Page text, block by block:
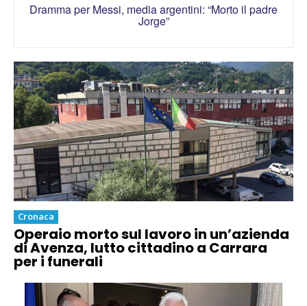
Dramma per Messi, media argentini: “Morto il padre
Jorge”
James Bond, il nuovo 007 svelato entro la fine dell’anno:
ecco i nomi
Cronaca
Operaio morto sul lavoro in un’azienda
di Avenza, lutto cittadino a Carrara
per i funerali